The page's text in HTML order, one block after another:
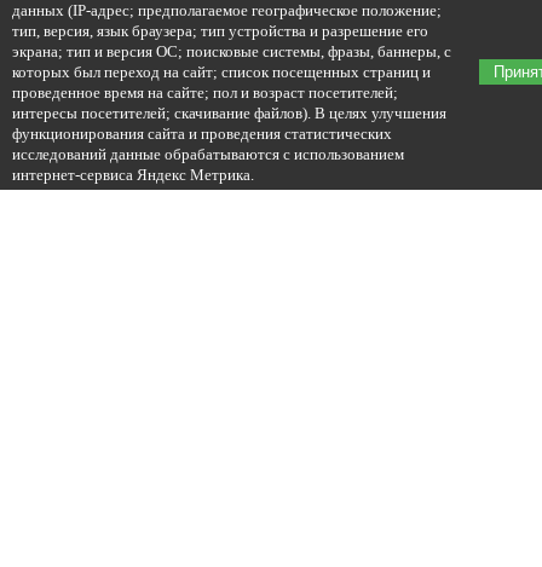
данных (IP-адрес; предполагаемое географическое положение;
тип, версия, язык браузера; тип устройства и разрешение его
экрана; тип и версия ОС; поисковые системы, фразы, баннеры, с
которых был переход на сайт; список посещенных страниц и
проведенное время на сайте; пол и возраст посетителей;
интересы посетителей; скачивание файлов). В целях улучшения
функционирования сайта и проведения статистических
исследований данные обрабатываются с использованием
интернет-сервиса Яндекс Метрика.